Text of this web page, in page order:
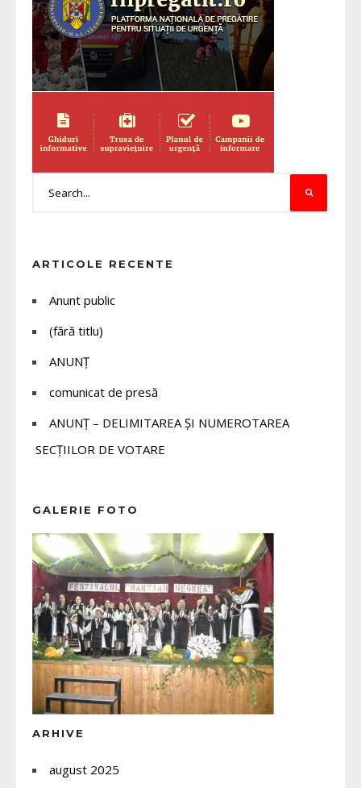
ARTICOLE RECENTE
Anunt public
(fără titlu)
ANUNȚ
comunicat de presă
ANUNȚ – DELIMITAREA ȘI NUMEROTAREA
SECȚIILOR DE VOTARE
GALERIE FOTO
ARHIVE
august 2025